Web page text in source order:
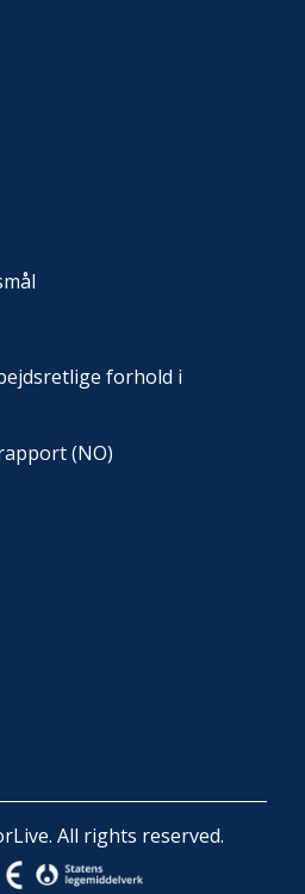
forhold i
(NO)
All rights reserved.